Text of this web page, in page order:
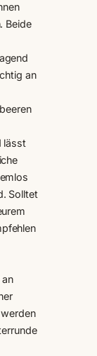
Beide
an
lässt
Solltet